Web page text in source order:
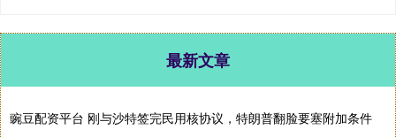
最新文章
豌豆配资平台 刚与沙特签完民用核协议，特朗普翻脸要塞附加条件